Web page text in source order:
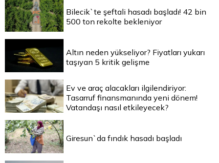
Bilecik`te şeftali hasadı başladı! 42 bin
500 ton rekolte bekleniyor
Altın neden yükseliyor? Fiyatları yukarı
taşıyan 5 kritik gelişme
Ev ve araç alacakları ilgilendiriyor:
Tasarruf finansmanında yeni dönem!
Vatandaşı nasıl etkileyecek?
Giresun`da fındık hasadı başladı